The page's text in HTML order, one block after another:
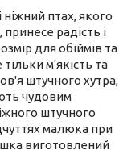
птах, якого
радість і
для обіймів та
м'якість та
штучного хутра,
чудовим
штучного
малюка при
виготовлений